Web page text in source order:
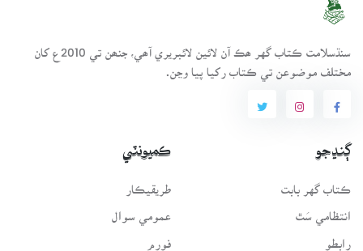
سنڌسلامت ڪتاب گهر ھڪ آن لائين لائبريري آھي، جنھن تي 2010ع کان
مختلف موضوعن تي ڪتاب رکيا پيا وڃن.
ڳنڍجو
ڪتاب گهر بابت
انتظامي سَٿ
رابطو
ڪميونٽي
طريقيڪار
عمومي سوال
فورم